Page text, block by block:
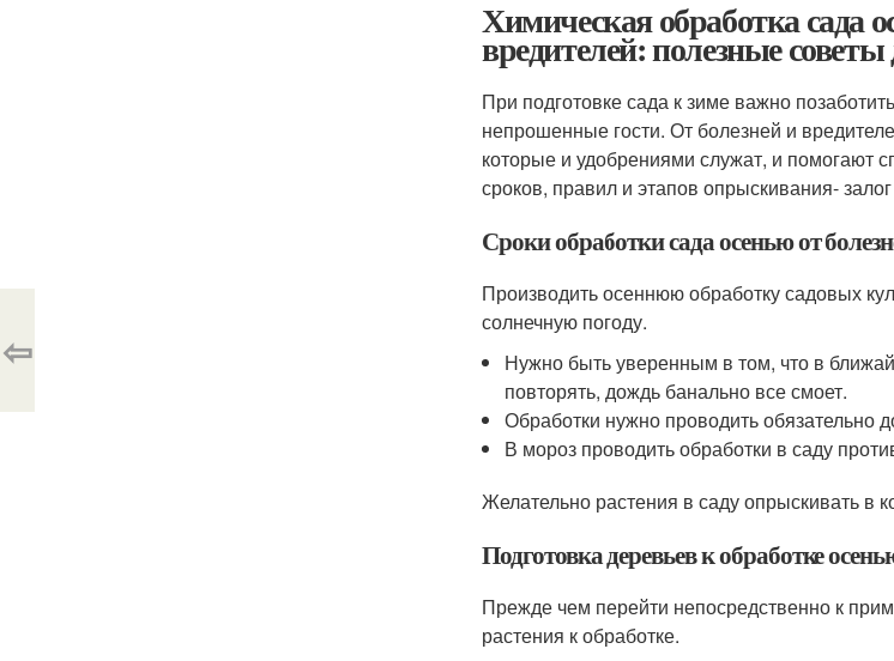
Химическая обработка сада
вредителей: полезные
При подготовке сада к зиме важно
непрошенные гости. От болезней и
которые и удобрениями служат, и помогают
сроков, правил и этапов опрыскивания-
Сроки обработки сада осенью от
Производить осеннюю обработку садовых
солнечную погоду.
Нужно быть уверенным в том, что в
повторять, дождь банально все смоет.
Обработки нужно проводить обязательно
В мороз проводить обработки в саду
Желательно растения в саду опрыскивать в
Подготовка деревьев к обработке
Прежде чем перейти непосредственно к
растения к обработке.
⇦